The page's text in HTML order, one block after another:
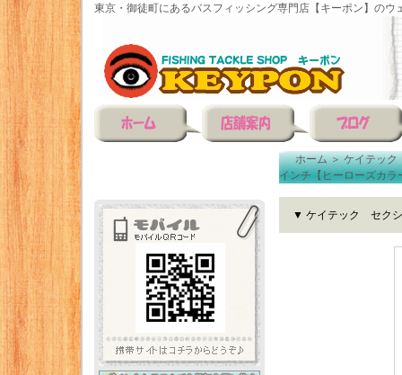
東京・御徒町にあるバスフィッシング専門店【キーポン】のウ
ホーム＞ケイテック
インチ【ヒーローズカラ
▼ ケイテック セクシ